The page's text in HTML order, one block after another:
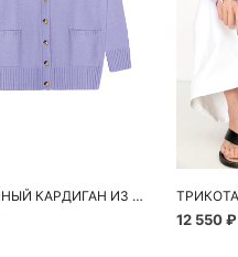
УДЛИНЕННЫЙ КАРДИГАН ИЗ ШЕРСТИ АЛЬПАКА
12 550 ₽